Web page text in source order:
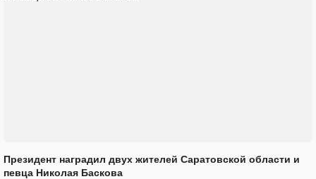
Президент наградил двух жителей Саратовской области и
певца Николая Баскова